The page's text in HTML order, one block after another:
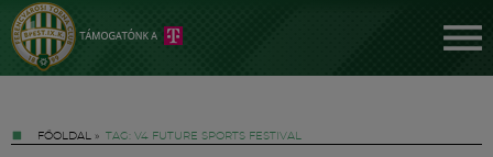
FŐOLDAL » TAG: V4 FUTURE SPORTS FESTIVAL